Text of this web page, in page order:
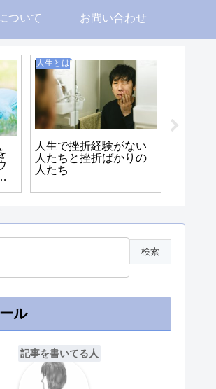
ついて お問い合わせ
人生とは
人生で挫折経験がない
人たちと挫折ばかりの
人たち
ル
記事を書いてる人